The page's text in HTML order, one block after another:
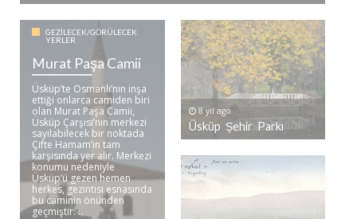
GEZILECEK/GÖRÜLECEK
YERLER
Murat Paşa Camii
Üsküp’te Osmanlı’nın inşa
ettiği onlarca camiden biri
olan Murat Paşa Camii,
Üsküp Çarşısı’nın merkezi
sayılabilecek bir noktada
Çifte Hamam’ın tam
karşısında yer alır. Merkezi
konumu nedeniyle
Üsküp’ü gezen hemen
herkes, gezintisi esnasında
bu caminin önünden
geçmiştir. ..
8 yıl ago
Üsküp Şehir Parkı